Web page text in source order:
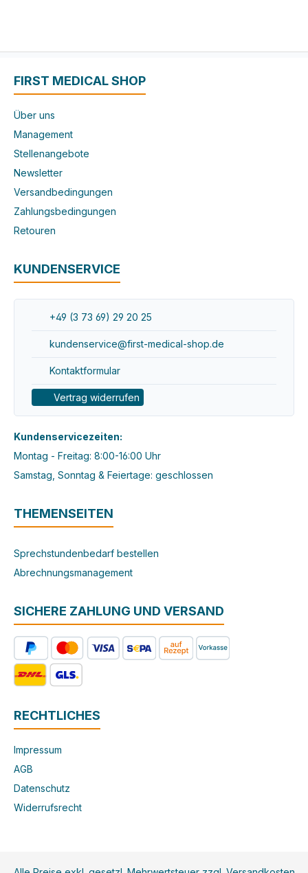
FIRST MEDICAL SHOP
Über uns
Management
Stellenangebote
Newsletter
Versandbedingungen
Zahlungsbedingungen
Retouren
KUNDENSERVICE
+49 (3 73 69) 29 20 25
kundenservice@first-medical-shop.de
Kontaktformular
Vertrag widerrufen
Kundenservicezeiten:
Montag - Freitag: 8:00-16:00 Uhr
Samstag, Sonntag & Feiertage: geschlossen
THEMENSEITEN
Sprechstundenbedarf bestellen
Abrechnungsmanagement
SICHERE ZAHLUNG UND VERSAND
RECHTLICHES
Impressum
AGB
Datenschutz
Widerrufsrecht